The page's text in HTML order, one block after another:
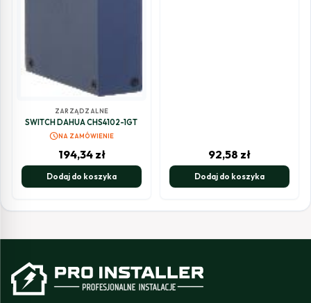
ZARZĄDZALNE
SWITCH DAHUA CHS4102-1GT
scheduleNA ZAMÓWIENIE
194,34 zł
Dodaj do koszyka
92,58 zł
Dodaj do koszyka